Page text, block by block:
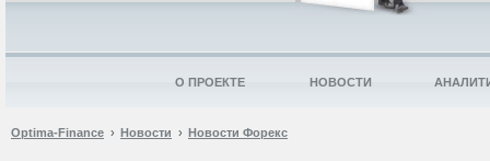
Optima-Finance Новости Новости Форекс
О ПРОЕКТЕ НОВОСТИ